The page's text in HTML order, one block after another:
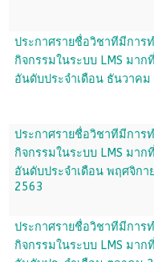
ประกาศรายชื่อวิชาทีมีการ
กิจกรรมในระบบ LMS มาก
อันดับประจำเดือน ธันวาคม
ประกาศรายชื่อวิชาทีมีการ
กิจกรรมในระบบ LMS มาก
อันดับประจำเดือน พฤศจิกา
2563
ประกาศรายชื่อวิชาทีมีการ
กิจกรรมในระบบ LMS มาก